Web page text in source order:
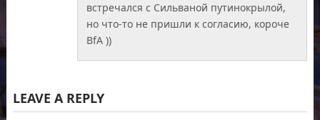
встречался с Сильваной путинокрылой,
но что-то не пришли к согласию, короче
BfA ))
LEAVE A REPLY